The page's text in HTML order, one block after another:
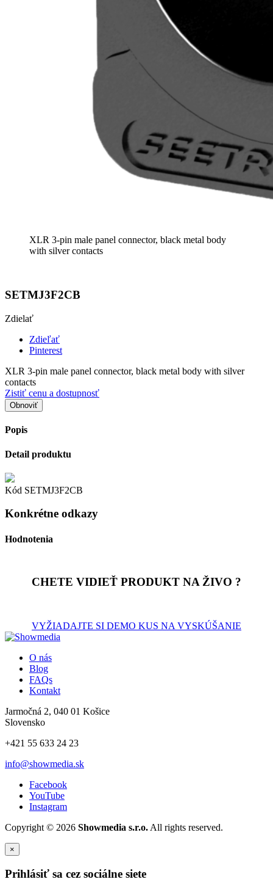
XLR 3-pin male panel connector, black metal body
with silver contacts
SETMJ3F2CB
Zdielať
Zdieľať
Pinterest
XLR 3-pin male panel connector, black metal body with silver
contacts
Zistiť cenu a dostupnosť
Popis
Detail produktu
Kód SETMJ3F2CB
Konkrétne odkazy
Hodnotenia
CHETE VIDIEŤ PRODUKT NA ŽIVO ?
VYŽIADAJTE SI DEMO KUS NA VYSKÚŠANIE
O nás
Blog
FAQs
Kontakt
Jarmočná 2, 040 01 Košice
Slovensko
+421 55 633 24 23
info@showmedia.sk
Facebook
YouTube
Instagram
Copyright © 2026 Showmedia s.r.o.All rights reserved.
×
Prihlásiť sa cez sociálne siete